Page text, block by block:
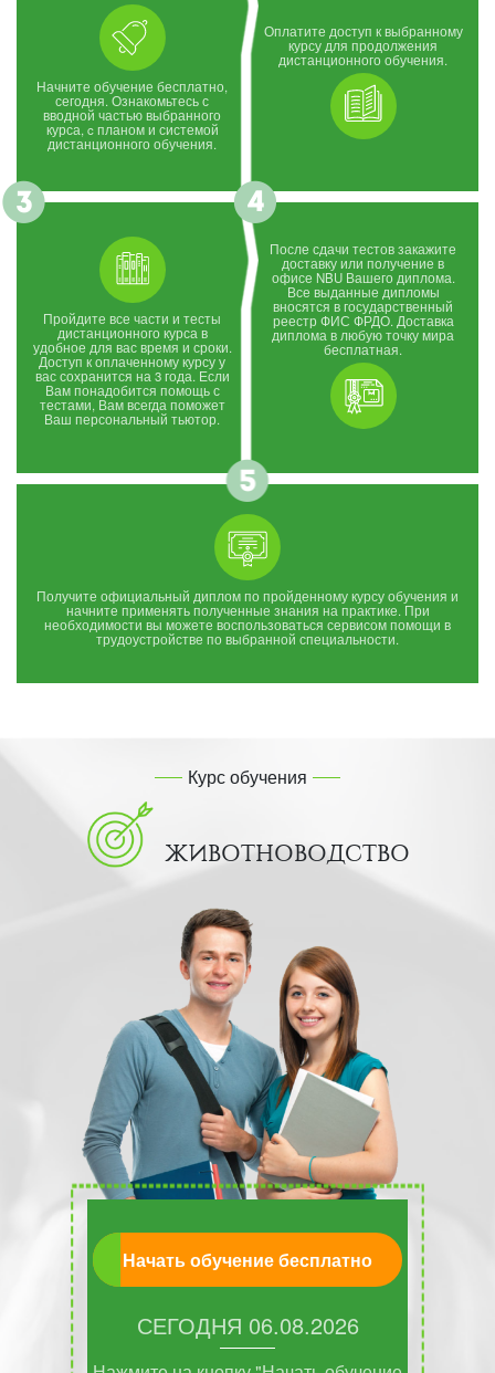
Начните обучение бесплатно,
сегодня. Ознакомьтесь с
вводной частью выбранного
курса, c планом и системой
дистанционного обучения.
Оплатите доступ к выбранному
курсу для продолжения
дистанционного обучения.
Пройдите все части и тесты
дистанционного курса в
удобное для вас время и сроки.
Доступ к оплаченному курсу у
вас сохранится на 3 года. Если
Вам понадобится помощь с
тестами, Вам всегда поможет
Ваш персональный тьютор.
После сдачи тестов закажите
доставку или получение в
офисе NBU Вашего диплома.
Все выданные дипломы
вносятся в государственный
реестр ФИС ФРДО. Доставка
диплома в любую точку мира
бесплатная.
Получите официальный диплом по пройденному курсу обучения и
начните применять полученные знания на практике. При
необходимости вы можете воспользоваться сервисом помощи в
трудоустройстве по выбранной специальности.
Курс обучения
ЖИВОТНОВОДСТВО
Начать обучение бесплатно
СЕГОДНЯ 06.08.2026